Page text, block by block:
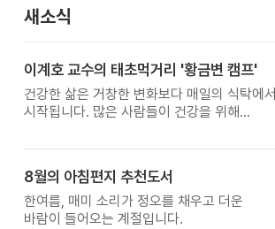
새소식
이계호 교수의 태초먹거리 '황금변 캠프'
건강한 삶은 거창한 변화보다 매일의 식탁에서
시작됩니다. 많은 사람들이 건강을 위해
받은 이계호 교수와 함께하는 태초먹거리
황금변 캠프
8월의 아침편지 추천도서
한여름, 매미 소리가 정오를 채우고 더운
바람이 들어오는 계절입니다.